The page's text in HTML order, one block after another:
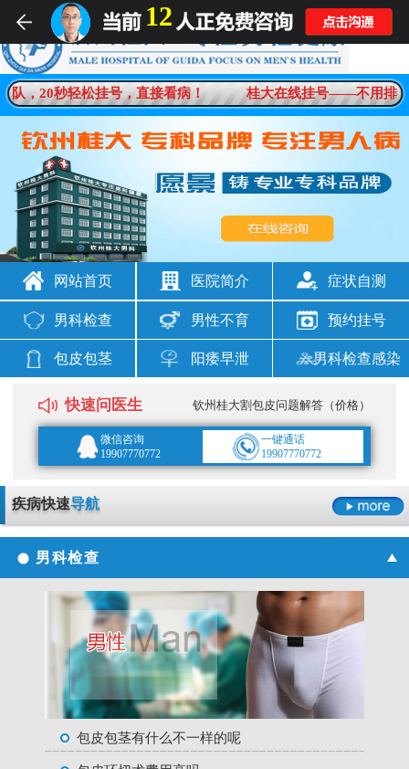
，20秒轻松挂号，直接看病！ 桂大在线挂号——不用排队
网站首页 医院简介 症状自测
男科检查 男性不育 预约挂号
包皮包茎 阳痿早泄 男科检查感染
快速问医生 钦州桂大割包皮问题解答（价格）
微信咨询
19907770772
一键通话
19907770772
疾病快速导航
男科检查
包皮包茎有什么不一样的呢
12
男科疾病一对一在线解答
想咨询男科问题